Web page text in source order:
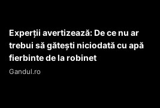
Experții avertizează: De ce nu ar
trebui să gătești niciodată cu apă
fierbinte de la robinet
Gandul.ro